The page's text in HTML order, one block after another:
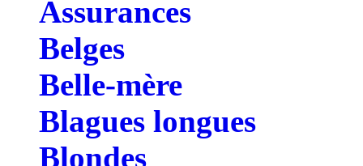
Assurances
Belges
Belle-mère
Blagues longues
Blondes